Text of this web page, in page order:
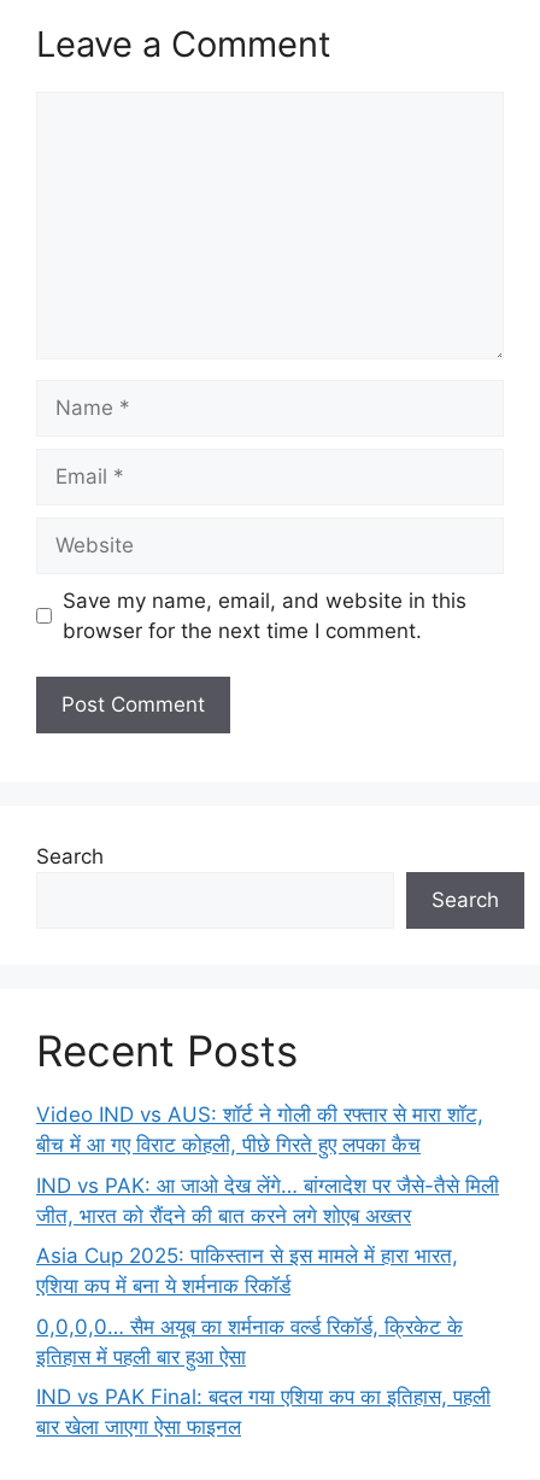
Leave a Comment
Save my name, email, and website in this
browser for the next time I comment.
Search
Search
Recent Posts
Video IND vs AUS: शॉर्ट ने गोली की रफ्तार से मारा शॉट,
बीच में आ गए विराट कोहली, पीछे गिरते हुए लपका कैच
IND vs PAK: आ जाओ देख लेंगे… बांग्लादेश पर जैसे-तैसे मिली
जीत, भारत को रौंदने की बात करने लगे शोएब अख्तर
Asia Cup 2025: पाकिस्तान से इस मामले में हारा भारत,
एशिया कप में बना ये शर्मनाक रिकॉर्ड
0,0,0,0… सैम अयूब का शर्मनाक वर्ल्ड रिकॉर्ड, क्रिकेट के
इतिहास में पहली बार हुआ ऐसा
IND vs PAK Final: बदल गया एशिया कप का इतिहास, पहली
बार खेला जाएगा ऐसा फाइनल